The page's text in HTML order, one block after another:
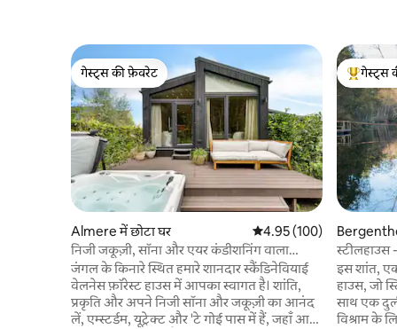
गेस्ट्स की फ़ेवरेट
गेस्ट्स की फ़ेवरेट
Almere में छोटा घर औसत रेटिंग 5 में से 4.95, 100
4.95 (100)
निजी जकूज़ी, सॉना और एयर कंडीशनिंग वाला
लक्जरी फ़ॉरेस्ट हाउस
जंगल के किनारे स्थित हमारे शानदार स्कैंडिनेवियाई
वेलनेस फ़ॉरेस्ट हाउस में आपका स्वागत है। शांति,
प्रकृति और अपने निजी सॉना और जकूज़ी का आनंद
लें, एम्स्टर्डम, यूट्रेक्ट और 'टे गोई पास में हैं, जहाँ आप
गेस्ट्स का
गेस्ट्स
इस शांत,
हाउस, जो
साथ एक
विश्राम के